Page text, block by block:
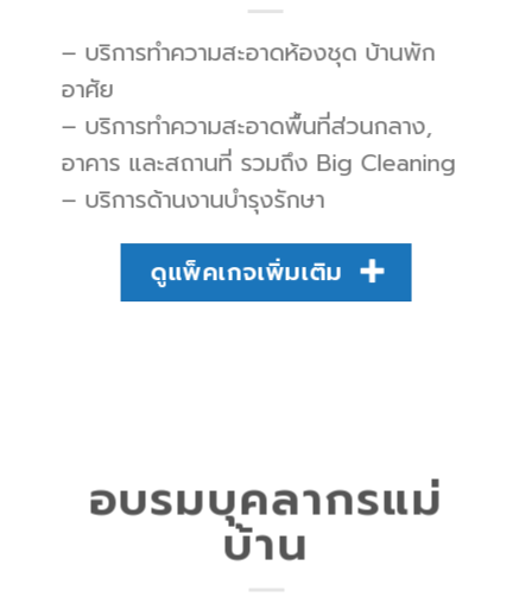
– บริการทำความสะอาดห้องชุด บ้านพัก
อาศัย
– บริการทำความสะอาดพื้นที่ส่วนกลาง,
อาคาร และสถานที่ รวมถึง Big Cleaning
– บริการด้านงานบำรุงรักษา
ดูแพ็คเกจเพิ่มเติม
อบรมบุคลากรแม่
บ้าน